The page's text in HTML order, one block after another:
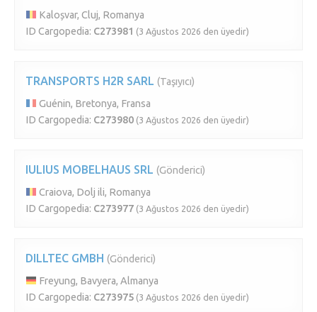
Kaloșvar, Cluj, Romanya
ID Cargopedia: C273981 (3 Ağustos 2026 den üyedir)
TRANSPORTS H2R SARL (Taşıyıcı)
Guénin, Bretonya, Fransa
ID Cargopedia: C273980 (3 Ağustos 2026 den üyedir)
IULIUS MOBELHAUS SRL (Gönderici)
Craiova, Dolj ili, Romanya
ID Cargopedia: C273977 (3 Ağustos 2026 den üyedir)
DILLTEC GMBH (Gönderici)
Freyung, Bavyera, Almanya
ID Cargopedia: C273975 (3 Ağustos 2026 den üyedir)